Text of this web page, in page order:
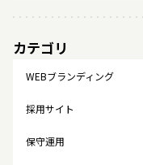
カテゴリ
WEBブランディング
採用サイト
保守運用